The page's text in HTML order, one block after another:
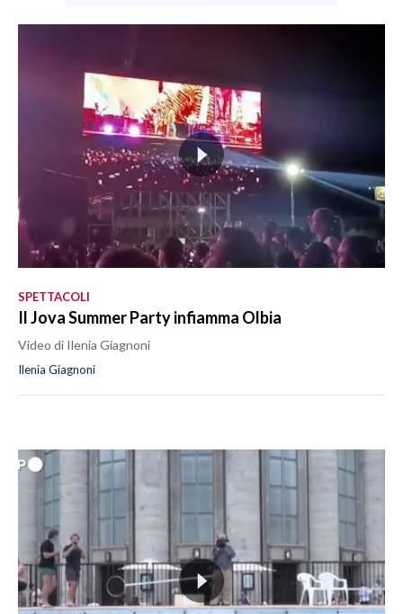
SPETTACOLI
Il Jova Summer Party infiamma Olbia
Video di Ilenia Giagnoni
Ilenia Giagnoni